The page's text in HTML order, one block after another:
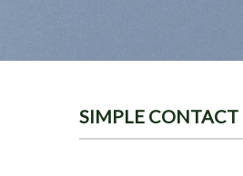
SIMPLE CONTACT